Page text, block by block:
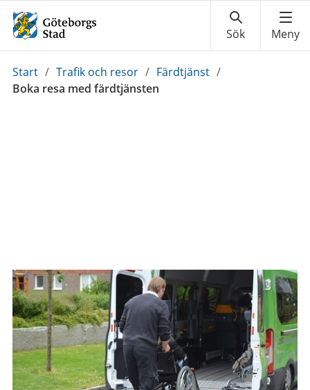
Du
är
Start / Trafik och resor / Färdtjänst /
Boka resa med färdtjänsten